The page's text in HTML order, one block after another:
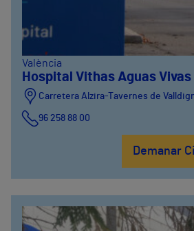
València
Hospital Vithas Aguas Vivas
Carretera Alzira-Tavernes de
96 258 88 00
Demanar